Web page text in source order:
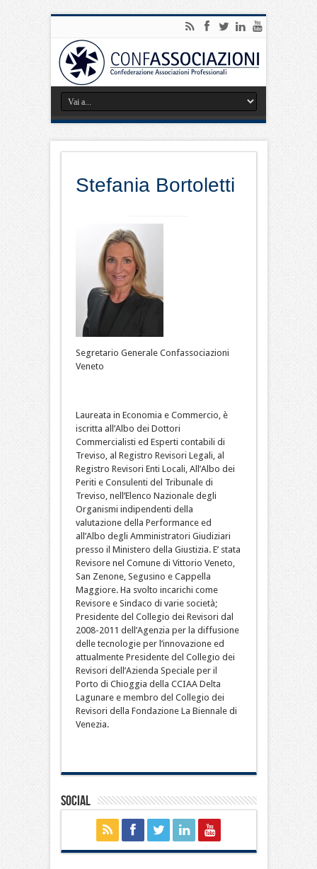
Stefania Bortoletti
Segretario Generale Confassociazioni
Veneto
Laureata in Economia e Commercio, è
iscritta all’Albo dei Dottori
Commercialisti ed Esperti contabili di
Treviso, al Registro Revisori Legali, al
Registro Revisori Enti Locali, All’Albo dei
Periti e Consulenti del Tribunale di
Treviso, nell’Elenco Nazionale degli
Organismi indipendenti della
valutazione della Performance ed
all’Albo degli Amministratori Giudiziari
presso il Ministero della Giustizia. E’ stata
Revisore nel Comune di Vittorio Veneto,
San Zenone, Segusino e Cappella
Maggiore. Ha svolto incarichi come
Revisore e Sindaco di varie società;
Presidente del Collegio dei Revisori dal
2008-2011 dell’Agenzia per la diffusione
delle tecnologie per l’innovazione ed
attualmente Presidente del Collegio dei
Revisori dell’Azienda Speciale per il
Porto di Chioggia della CCIAA Delta
Lagunare e membro del Collegio dei
Revisori della Fondazione La Biennale di
Venezia.
Social